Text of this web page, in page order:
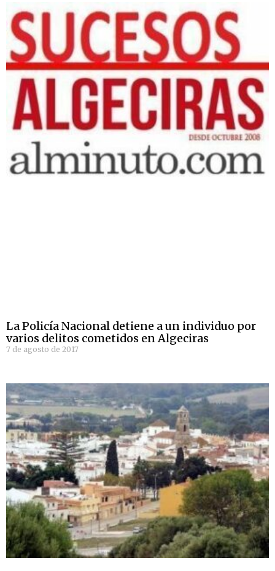
La Policía Nacional detiene a un individuo por
varios delitos cometidos en Algeciras
7 de agosto de 2017